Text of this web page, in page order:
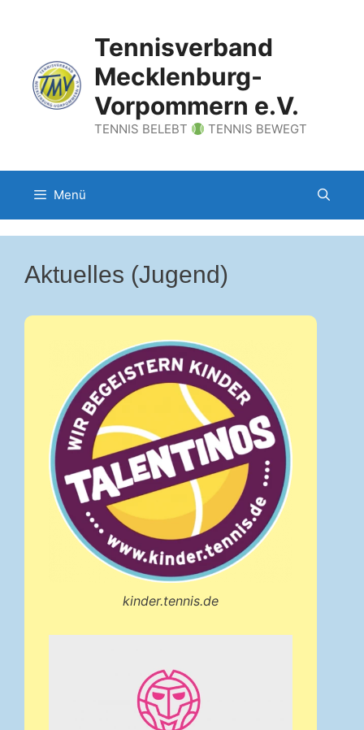
Tennisverband
Mecklenburg-
Vorpommern e.V.
TENNIS BELEBT TENNIS BEWEGT
Menü
Aktuelles (Jugend)
kinder.tennis.de